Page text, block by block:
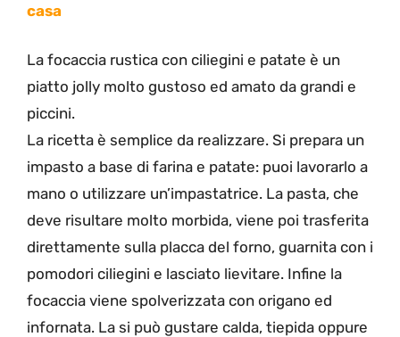
casa
La focaccia rustica con ciliegini e patate è un
piatto jolly molto gustoso ed amato da grandi e
piccini.
La ricetta è semplice da realizzare. Si prepara un
impasto a base di farina e patate: puoi lavorarlo a
mano o utilizzare un’impastatrice. La pasta, che
deve risultare molto morbida, viene poi trasferita
direttamente sulla placca del forno, guarnita con i
pomodori ciliegini e lasciato lievitare. Infine la
focaccia viene spolverizzata con origano ed
infornata. La si può gustare calda, tiepida oppure